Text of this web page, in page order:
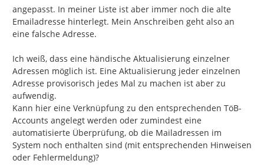
angepasst. In meiner Liste ist aber immer noch die alte
Emailadresse hinterlegt. Mein Anschreiben geht also an
eine falsche Adresse.
Ich weiß, dass eine händische Aktualisierung einzelner
Adressen möglich ist. Eine Aktualisierung jeder einzelnen
Adresse provisorisch jedes Mal zu machen ist aber zu
aufwendig.
Kann hier eine Verknüpfung zu den entsprechenden TöB-
Accounts angelegt werden oder zumindest eine
automatisierte Überprüfung, ob die Mailadressen im
System noch enthalten sind (mit entsprechenden Hinweisen
oder Fehlermeldung)?